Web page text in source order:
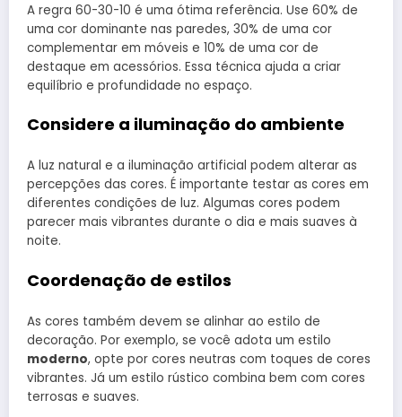
A regra 60-30-10 é uma ótima referência. Use 60% de
uma cor dominante nas paredes, 30% de uma cor
complementar em móveis e 10% de uma cor de
destaque em acessórios. Essa técnica ajuda a criar
equilíbrio e profundidade no espaço.
Considere a iluminação do ambiente
A luz natural e a iluminação artificial podem alterar as
percepções das cores. É importante testar as cores em
diferentes condições de luz. Algumas cores podem
parecer mais vibrantes durante o dia e mais suaves à
noite.
Coordenação de estilos
As cores também devem se alinhar ao estilo de
decoração. Por exemplo, se você adota um estilo
moderno, opte por cores neutras com toques de cores
vibrantes. Já um estilo rústico combina bem com cores
terrosas e suaves.